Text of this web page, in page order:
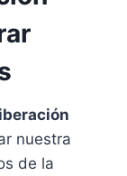
nuestra
de la